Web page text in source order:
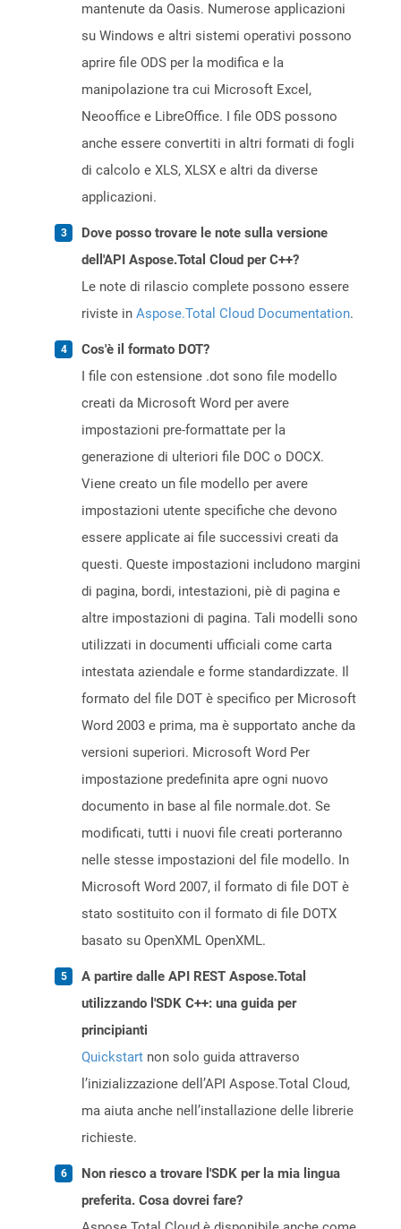
mantenute da Oasis. Numerose applicazioni
su Windows e altri sistemi operativi possono
aprire file ODS per la modifica e la
manipolazione tra cui Microsoft Excel,
Neooffice e LibreOffice. I file ODS possono
anche essere convertiti in altri formati di fogli
di calcolo e XLS, XLSX e altri da diverse
applicazioni.
Dove posso trovare le note sulla versione
dell'API Aspose.Total Cloud per C++?
Le note di rilascio complete possono essere
riviste in Aspose.Total Cloud Documentation.
Cos'è il formato DOT?
I file con estensione .dot sono file modello
creati da Microsoft Word per avere
impostazioni pre-formattate per la
generazione di ulteriori file DOC o DOCX.
Viene creato un file modello per avere
impostazioni utente specifiche che devono
essere applicate ai file successivi creati da
questi. Queste impostazioni includono margini
di pagina, bordi, intestazioni, piè di pagina e
altre impostazioni di pagina. Tali modelli sono
utilizzati in documenti ufficiali come carta
intestata aziendale e forme standardizzate. Il
formato del file DOT è specifico per Microsoft
Word 2003 e prima, ma è supportato anche da
versioni superiori. Microsoft Word Per
impostazione predefinita apre ogni nuovo
documento in base al file normale.dot. Se
modificati, tutti i nuovi file creati porteranno
nelle stesse impostazioni del file modello. In
Microsoft Word 2007, il formato di file DOT è
stato sostituito con il formato di file DOTX
basato su OpenXML OpenXML.
A partire dalle API REST Aspose.Total
utilizzando l'SDK C++: una guida per
principianti
Quickstart non solo guida attraverso
l’inizializzazione dell’API Aspose.Total Cloud,
ma aiuta anche nell’installazione delle librerie
richieste.
Non riesco a trovare l'SDK per la mia lingua
preferita. Cosa dovrei fare?